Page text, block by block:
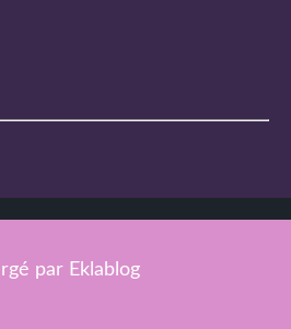
par Eklablog